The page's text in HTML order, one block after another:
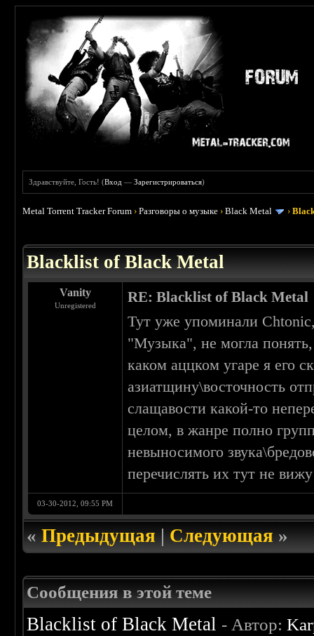
Здравствуйте, Гость! (Вход —Зарегистрироваться)
Metal Torrent Tracker Forum ›Разговоры о музыке ›Black Metal ›
Blacklist of Black Metal
Vanity
Unregistered
RE: Blacklist of Black Metal
Тут уже упоминали
"Музыка", не могла
каком аццком угаре я его
азиатщину\восточность
слащавости какой-то
целом, в жанре полно
невыносимого
перечислять их тут не
03-30-2012, 09:55 PM
«Предыдущая|Следующая»
Сообщения в этой теме
Blacklist of Black Metal - Автор: